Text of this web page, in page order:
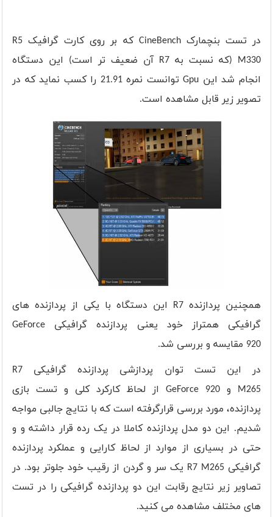
در تست بنچمارکCineBench که بر روی کارت گرافیک R5
M330 (که نسبت به R7 آن ضعیف تر است) این دستگاه
انجام شد این Gpu
توانست نمره 21.91 را کسب نماید که در
تصویر زیر قابل مشاهده است.
همچنین پردازنده R7 این دستگاه با یکی از پردازنده های
گرافیکی همتراز خود یعنی پردازنده گرافیکی GeForce
920 مقایسه و بررسی شد.
در این تست توان پردازشی پردازنده گرافیکی R7
M265 و GeForce 920 از لحاظ کارکرد کلی و تست بازی
پردازنده، مورد بررسی قرارگرفته است که با نتایج جالبی مواجه
شدیم. این دو مدل پردازنده کاملا در یک رده قرار داشته و و
حتی در بسیاری از موارد از لحاظ کارایی و عملکرد پردازنده
گرافیکی R7 M265 یک سر و گردن از رقیب خود جلوتر بود. در
تصاویر زیر نتایج رقابت این دو پردازنده گرافیکی را در تست
های مختلف مشاهده می کنید.